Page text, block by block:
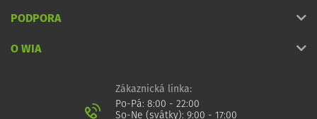
PODPORA
O WIA
Zákaznická linka:
Po-Pá: 8:00 - 22:00
So-Ne (svátky): 9:00 - 17:00